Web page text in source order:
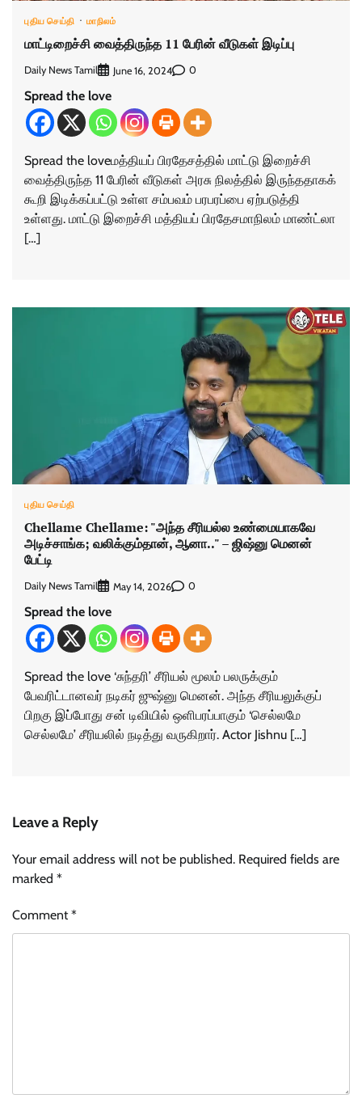
புதிய செய்தி மாநிலம்
மாட்டிறைச்சி வைத்திருந்த 11 பேரின் வீடுகள் இடிப்பு
Daily News Tamil June 16, 2024 0
Spread the love
Spread the loveமத்தியப் பிரதேசத்தில் மாட்டு இறைச்சி
வைத்திருந்த 11 பேரின் வீடுகள் அரசு நிலத்தில் இருந்ததாகக்
கூறி இடிக்கப்பட்டு உள்ள சம்பவம் பரபரப்பை ஏற்படுத்தி
உள்ளது. மாட்டு இறைச்சி மத்தியப் பிரதேசமாநிலம் மாண்ட்லா
[…]
புதிய செய்தி
Chellame Chellame: "அந்த சீரியல்ல உண்மையாகவே
அடிச்சாங்க; வலிக்கும்தான், ஆனா.." – ஜிஷ்னு மெனன்
பேட்டி
Daily News Tamil May 14, 2026 0
Spread the love
Spread the love ‘சுந்தரி’ சீரியல் மூலம் பலருக்கும்
பேவரிட்டானவர் நடிகர் ஜுஷ்னு மெனன். அந்த சீரியலுக்குப்
பிறகு இப்போது சன் டிவியில் ஒளிபரப்பாகும் ‘செல்லமே
செல்லமே’ சீரியலில் நடித்து வருகிறார். Actor Jishnu […]
Leave a Reply
Your email address will not be published. Required fields are
marked *
Comment*